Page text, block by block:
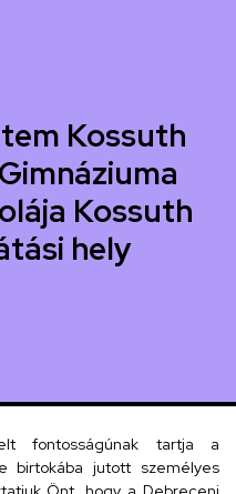
Kossuth
Kossuth
hely
fontosságúnak tartja a
birtokába jutott személyes